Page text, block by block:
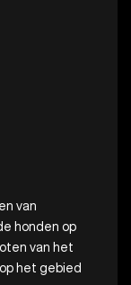
van
honden op
van het
het gebied